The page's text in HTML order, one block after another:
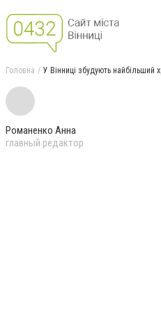
Головна У Вінниці збудують
Романенко Анна
главный редактор